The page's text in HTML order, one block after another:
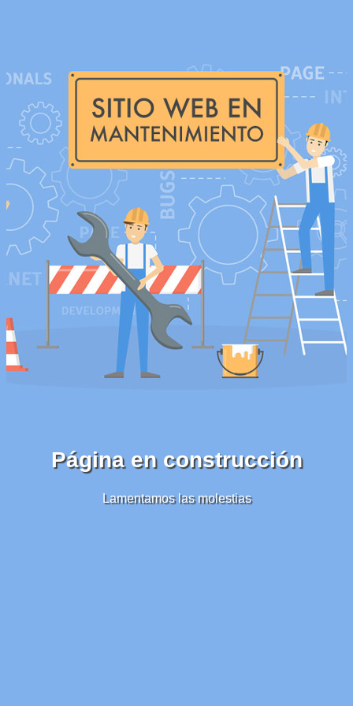
Página en construcción
Lamentamos las molestias